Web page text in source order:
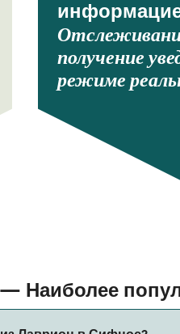
получение
режиме
Наиболее